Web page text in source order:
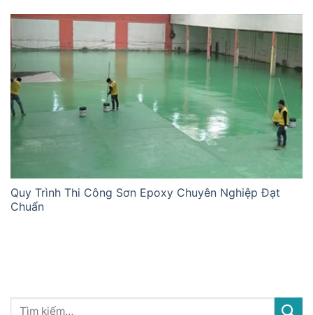
Quy Trình Thi Công Sơn Epoxy Chuyên Nghiệp Đạt
Chuẩn